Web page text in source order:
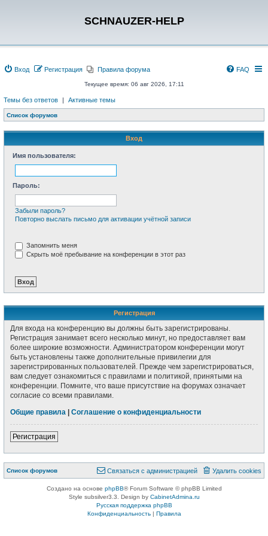
SCHNAUZER-HELP
Вход Регистрация Правила форума FAQ
Текущее время: 06 авг 2026, 17:11
Темы без ответов | Активные темы
Список форумов
Вход
Имя пользователя:
Пароль:
Забыли пароль?
Повторно выслать письмо для активации учётной записи
Запомнить меня
Скрыть моё пребывание на конференции в этот раз
Регистрация
Для входа на конференцию вы должны быть зарегистрированы.
Регистрация занимает всего несколько минут, но предоставляет вам
более широкие возможности. Администратором конференции могут
быть установлены также дополнительные привилегии для
зарегистрированных пользователей. Прежде чем зарегистрироваться,
вам следует ознакомиться с правилами и политикой, принятыми на
конференции. Помните, что ваше присутствие на форумах означает
согласие со всеми правилами.
Общие правила
Соглашение о конфиденциальности
Регистрация
Список форумов Удалить cookies
Связаться с администрацией
Создано на основе phpBB® Forum Software © phpBB Limited
Style subsilver3.3. Design by CabinetAdmina.ru
Русская поддержка phpBB
Конфиденциальность| Правила